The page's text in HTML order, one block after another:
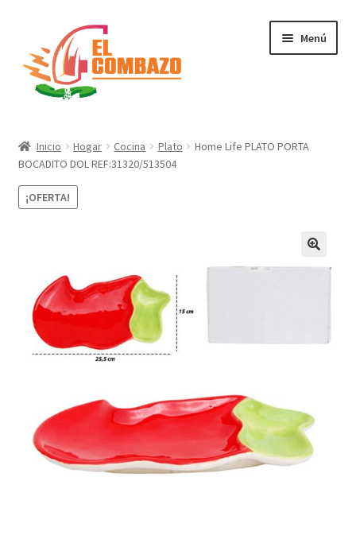
Menú
DJ, Audio e Iluminación PRO
Grabación de Audio & Video
Hogar
Marcas
Inicio Hogar Cocina Plato
Home Life PLATO PORTA
BOCADITO DOL REF:31320/513504
¡OFERTA!